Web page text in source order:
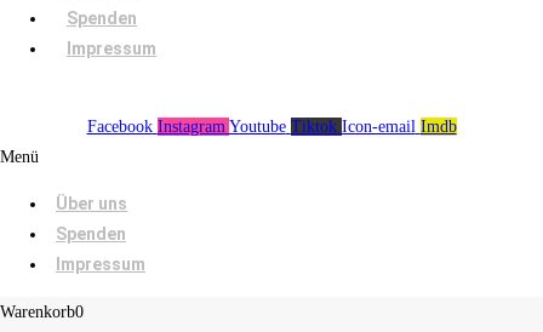
Spenden
Impressum
Facebook Instagram Youtube Tiktok Icon-email Imdb
Menü
Über uns
Spenden
Impressum
Warenkorb0